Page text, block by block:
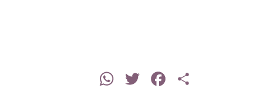
Share
Facebook
Twitter
WhatsApp